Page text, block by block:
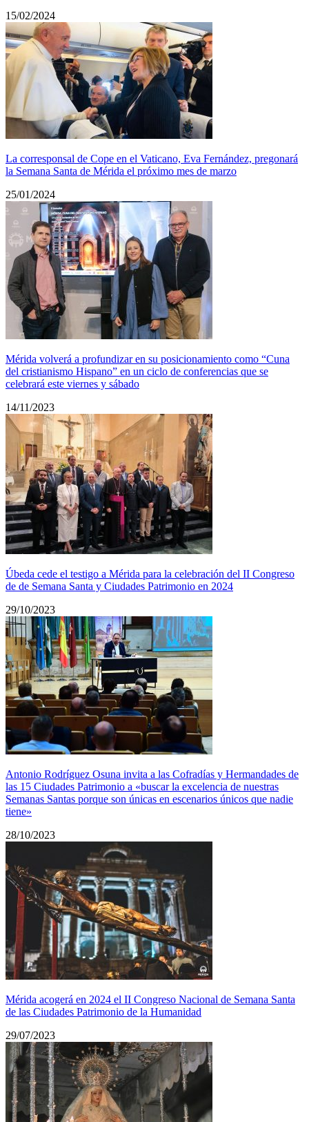
15/02/2024
La corresponsal de Cope en el Vaticano, Eva Fernández, pregonará
la Semana Santa de Mérida el próximo mes de marzo
25/01/2024
Mérida volverá a profundizar en su posicionamiento como “Cuna
del cristianismo Hispano” en un ciclo de conferencias que se
celebrará este viernes y sábado
14/11/2023
Úbeda cede el testigo a Mérida para la celebración del II Congreso
de de Semana Santa y Ciudades Patrimonio en 2024
29/10/2023
Antonio Rodríguez Osuna invita a las Cofradías y Hermandades de
las 15 Ciudades Patrimonio a «buscar la excelencia de nuestras
Semanas Santas porque son únicas en escenarios únicos que nadie
tiene»
28/10/2023
Mérida acogerá en 2024 el II Congreso Nacional de Semana Santa
de las Ciudades Patrimonio de la Humanidad
29/07/2023